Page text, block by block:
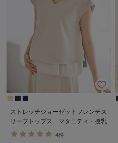
ストレッチジョーゼットフレンチス
リーブトップス マタニティ・授乳
服【出産後も長く使える】
4件